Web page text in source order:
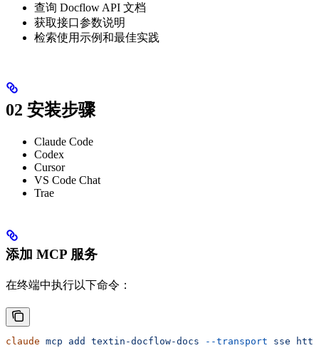
查询 Docflow API 文档
获取接口参数说明
检索使用示例和最佳实践
02 安装步骤
Claude Code
Codex
Cursor
VS Code Chat
Trae
添加 MCP 服务
在终端中执行以下命令：
claude mcp add textin-docflow-docs --transport sse